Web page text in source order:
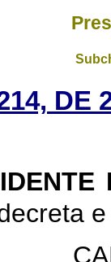
DE